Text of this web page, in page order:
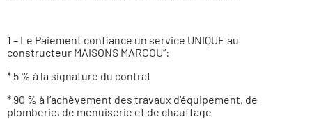
1 – Le Paiement confiance un service UNIQUE au
constructeur MAISONS MARCOU”:
* 5 % à la signature du contrat
* 90 % à l’achèvement des travaux d’équipement, de
plomberie, de menuiserie et de chauffage